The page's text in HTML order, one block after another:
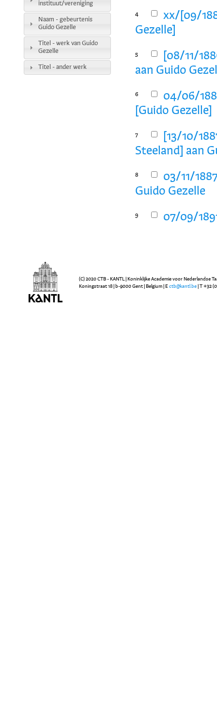
4
xx/[09/
Gezelle]
5
[08/11/
aan Guido
6
04/06/
[Guido Gezelle]
7
[13/10/
Steeland] aan
8
03/11/
Guido Gezelle
9 07/09/
instituut/vereniging
Naam - gebeurtenis
Guido Gezelle
Titel - werk van Guido
Gezelle
Titel - ander werk
(C) 2020 CTB - KANTL | Koninklijke Academie voor Nederlandse
Koningstraat 18 | b-9000 Gent | Belgium | E ctb@kantl.be | T +32